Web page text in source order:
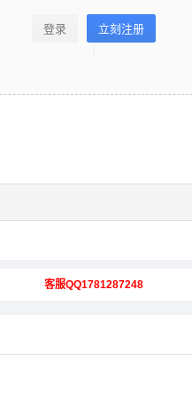
登录 立刻注册
客服QQ1781287248